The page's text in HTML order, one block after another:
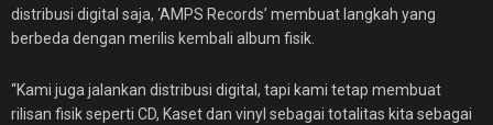
distribusi digital saja, ‘AMPS Records’ membuat langkah yang
berbeda dengan merilis kembali album fisik.
“Kami juga jalankan distribusi digital, tapi kami tetap membuat
rilisan fisik seperti CD, Kaset dan vinyl sebagai totalitas kita sebagai